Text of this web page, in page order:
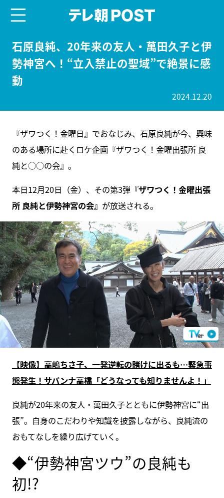
石原良純、20年来の友人・萬田久子と伊
勢神宮へ！“立入禁止の聖域”で絶景に感
動
2024.12.20
『ザワつく！金曜日』でおなじみ、石原良純が今、興味
のある場所に赴くロケ企画『ザワつく！金曜出張所 良
純と○○の会』。
本日12月20日（金）、その第3弾『ザワつく！金曜出張
所 良純と伊勢神宮の会』 が放送される。
【映像】高嶋ちさ子、一発逆転の賭けに出るも…緊急事
態発生！サバンナ高橋「どうなっても知りませんよ！」
良純が20年来の友人・萬田久子とともに伊勢神宮に“出
張”。自身のこだわりや知識を披露しながら、良純流の
おもてなしを繰り広げていく。
◆“伊勢神宮ツウ”の良純も
初!?